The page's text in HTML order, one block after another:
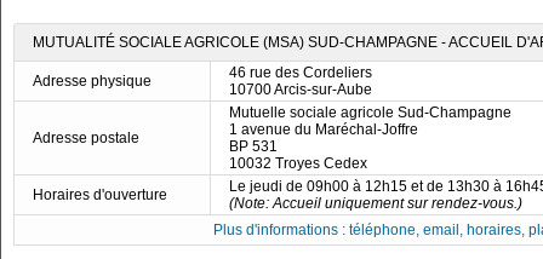
MUTUALITÉ SOCIALE AGRICOLE (MSA) SUD-CHAMPAGNE - ACCUEIL
Adresse physique
46 rue des Cordeliers
10700 Arcis-sur-Aube
Adresse postale
Mutuelle sociale agricole Sud-Champagne
1 avenue du Maréchal-Joffre
BP 531
10032 Troyes Cedex
Horaires d'ouverture
Le jeudi de 09h00 à 12h15 et de 13h30 à
(Note: Accueil uniquement sur rendez-vous.)
Plus d'informations : téléphone, email, horaires,